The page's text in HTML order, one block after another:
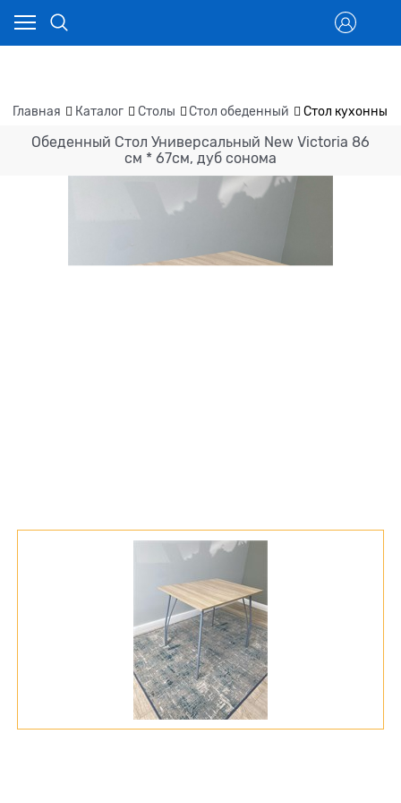
Главная Каталог Столы Стол обеденный Стол кухонный
Обеденный Стол Универсальный New Victoria 86
см * 67см, дуб сонома